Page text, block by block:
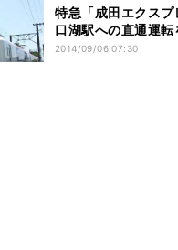
特急「成田エクス
口湖駅への直通運
2014/09/06 07:30